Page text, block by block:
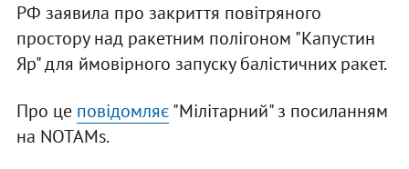
РФ заявила про закриття повітряного
простору над ракетним полігоном "Капустин
Яр" для ймовірного запуску балістичних ракет.
Про це повідомляє"Мілітарний" з посиланням
на NOTAMs.